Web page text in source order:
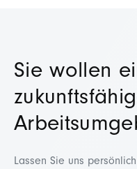
Sie wollen
Lassen Sie uns